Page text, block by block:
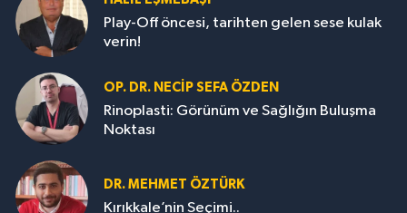
Play-Off öncesi, tarihten gelen sese kulak
verin!
OP. DR. NECIP SEFA ÖZDEN
Rinoplasti: Görünüm ve Sağlığın Buluşma
Noktası
DR. MEHMET ÖZTÜRK
Kırıkkale’nin Seçimi..